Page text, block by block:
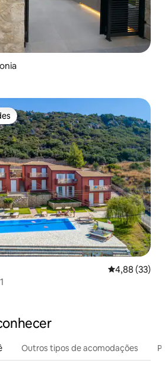
4,88 de uma
4,88 (33)
Outros tipos de acomodações